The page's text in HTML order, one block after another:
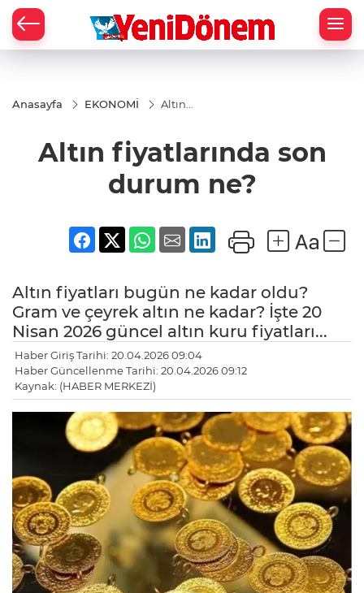
Anasayfa EKONOMİ
Altın
ne?
Altın fiyatlarında son
durum ne?
Altın fiyatları bugün ne kadar oldu?
Gram ve çeyrek altın ne kadar? İşte 20
Nisan 2026 güncel altın kuru fiyatları...
Haber Giriş Tarihi: 20.04.2026 09:04
Haber Güncellenme Tarihi: 20.04.2026 09:12
Kaynak: (HABER MERKEZİ)